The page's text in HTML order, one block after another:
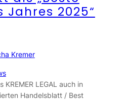
Jahres 2025“
Kremer
LEGAL auch in
Handelsblatt / Best